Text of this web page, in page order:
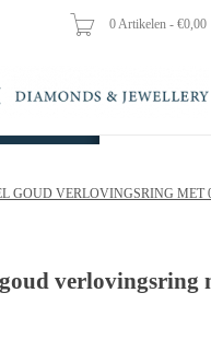
0 Artikelen - €0,00
GOUD VERLOVINGSRING MET
verlovingsring